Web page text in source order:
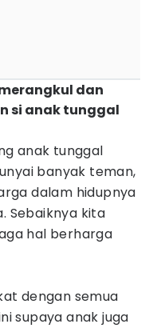
dan
si anak tunggal
anak tunggal
banyak teman,
dalam hidupnya
Sebaiknya kita
hal berharga
dengan semua
supaya anak juga